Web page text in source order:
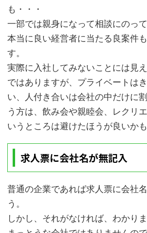
も・・・
一部では親身になって相談にのって
本当に良い経営者に当たる良案件
す。
実際に入社してみないことには見
ではありますが、プライベートは
い、人付き合いは会社の中だけに
う方は、飲み会や親睦会、レクリ
いうところは避けたほうが良いかも
求人票に会社名が無記入
普通の企業であれば求人票に会社
う。
しかし、それがなければ、わかり